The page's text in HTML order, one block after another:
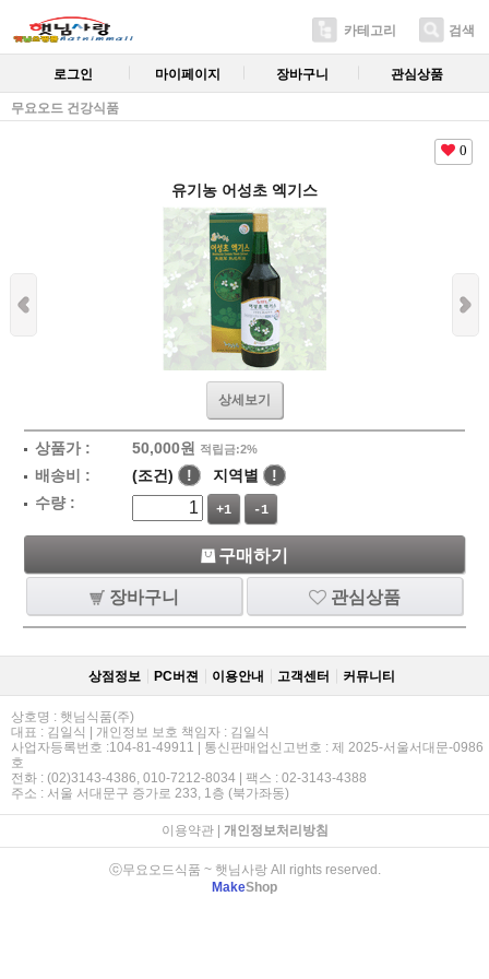
카테고리 검색
로그인 마이페이지 장바구니 관심상품
무요오드 건강식품
0
유기농 어성초 엑기스
상세보기
상품가 : 50,000원 적립금:2%
배송비 : (조건) ! 지역별
!
수량 :
+1 -1
구매하기
장바구니 관심상품
상점정보 PC버젼 이용안내 고객센터 커뮤니티
상호명 : 햇님식품(주)
대표 : 김일식 | 개인정보 보호 책임자 : 김일식
사업자등록번호 :104-81-49911 | 통신판매업신고번호 : 제 2025-서울서대문-0986
호
전화 : (02)3143-4386, 010-7212-8034 | 팩스 : 02-3143-4388
주소 : 서울 서대문구 증가로 233, 1층 (북가좌동)
이용약관| 개인정보처리방침
ⓒ무요오드식품 ~ 햇님사랑 All rights reserved.
MakeShop